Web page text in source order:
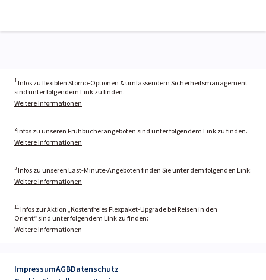
1 Infos zu flexiblen Storno-Optionen & umfassendem Sicherheitsmanagement
sind unter folgendem Link zu finden.
Weitere Informationen
²Infos zu unseren Frühbucherangeboten sind unter folgendem Link zu finden.
Weitere Informationen
³ Infos zu unseren Last-Minute-Angeboten finden Sie unter dem folgenden Link:
Weitere Informationen
11 Infos zur Aktion „Kostenfreies Flexpaket-Upgrade bei Reisen in den
Orient“ sind unter folgendem Link zu finden:
Weitere Informationen
ImpressumAGBDatenschutz